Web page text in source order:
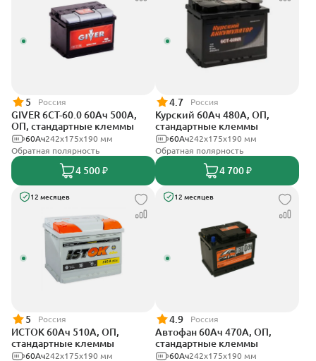
5 Россия
GIVER 6СТ-60.0 60Ач 500А,
ОП, стандартные клеммы
242х175х190 мм
60Ач
Обратная полярность
4 500 ₽
4.7 Россия
Курский 60Ач 480А, ОП,
стандартные клеммы
242x175x190 мм
60Ач
Обратная полярность
4 700 ₽
12 месяцев
5 Россия
ИСТОК 60Ач 510А, ОП,
стандартные клеммы
242x175x190 мм
60Ач
12 месяцев
4.9 Россия
Автофан 60Ач 470А, ОП,
стандартные клеммы
242х175х190 мм
60Ач